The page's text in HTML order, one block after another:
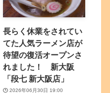
長らく休業をされてい
てた人気ラーメン店が
待望の復活オープンさ
れました！ 新大阪
「段七 新大阪店」
2026年06月30日 19:00